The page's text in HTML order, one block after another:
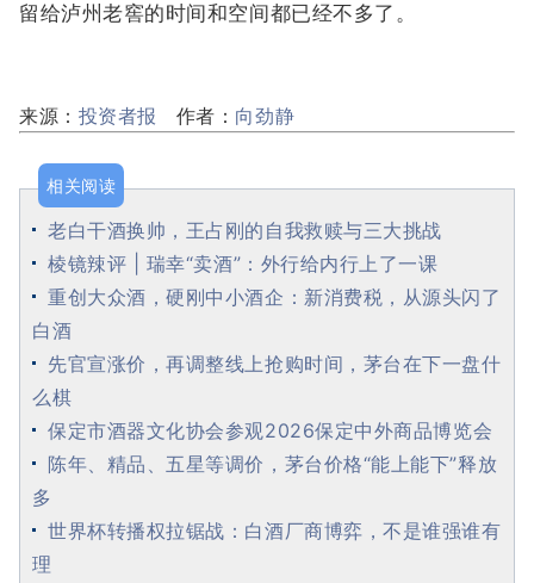
留给泸州老窖的时间和空间都已经不多了。
来源： 投资者报 作者： 向劲静
相关阅读
老白干酒换帅，王占刚的自我救赎与三大挑战
棱镜辣评 | 瑞幸“卖酒”：外行给内行上了一课
重创大众酒，硬刚中小酒企：新消费税，从源头闪了
白酒
先官宣涨价，再调整线上抢购时间，茅台在下一盘什
么棋
保定市酒器文化协会参观2026保定中外商品博览会
陈年、精品、五星等调价，茅台价格“能上能下”释放
多
世界杯转播权拉锯战：白酒厂商博弈，不是谁强谁有
理